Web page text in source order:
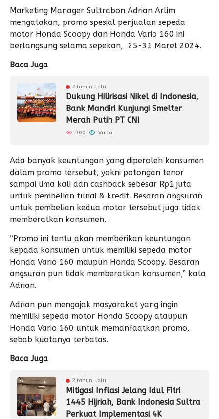
Marketing Manager Sultrabon Adrian Arlim
mengatakan, promo spesial penjualan sepeda
motor Honda Scoopy dan Honda Vario 160 ini
berlangsung selama sepekan, 25-31 Maret 2024.
Baca Juga
2 tahun lalu
Dukung Hilirisasi Nikel di Indonesia,
Bank Mandiri Kunjungi Smelter
Merah Putih PT CNI
300 Vritta
Ada banyak keuntungan yang diperoleh konsumen
dalam promo tersebut, yakni potongan tenor
sampai lima kali dan cashback sebesar Rp1 juta
untuk pembelian tunai & kredit. Besaran angsuran
untuk pembelian kedua motor tersebut juga tidak
memberatkan konsumen.
“Promo ini tentu akan memberikan keuntungan
kepada konsumen untuk memiliki sepeda motor
Honda Vario 160 maupun Honda Scoopy. Besaran
angsuran pun tidak memberatkan konsumen,” kata
Adrian.
Adrian pun mengajak masyarakat yang ingin
memiliki sepeda motor Honda Scoopy ataupun
Honda Vario 160 untuk memanfaatkan promo,
sebab kuotanya terbatas.
Baca Juga
2 tahun lalu
Mitigasi Inflasi Jelang Idul Fitri
1445 Hijriah, Bank Indonesia Sultra
Perkuat Implementasi 4K